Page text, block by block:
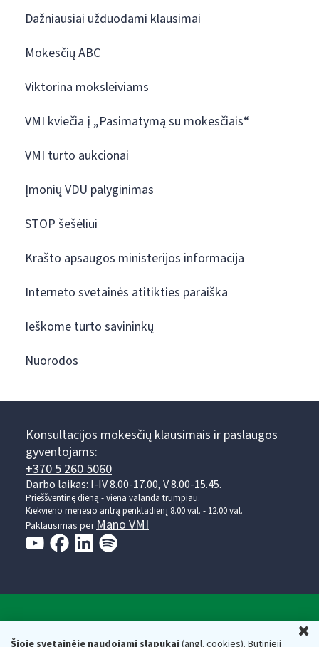
Šioje svetainėje naudojami slapukai(angl. cookies). Būtinieji
Dažniausiai užduodami klausimai
Mokesčių ABC
Viktorina moksleiviams
VMI kviečia į „Pasimatymą su mokesčiais“
VMI turto aukcionai
Įmonių VDU palyginimas
STOP šešėliui
Krašto apsaugos ministerijos informacija
Interneto svetainės atitikties paraiška
Ieškome turto savininkų
Nuorodos
Konsultacijos mokesčių klausimais ir paslaugos
gyventojams:
+370 5 260 5060
Darbo laikas: I-IV 8.00-17.00, V 8.00-15.45.
Prieššventinę dieną - viena valanda trumpiau.
Kiekvieno mėnesio antrą penktadienį 8.00 val. - 12.00 val.
Paklausimas perMano VMI
Valstybinė mokesčių inspekcija prie Lietuvos